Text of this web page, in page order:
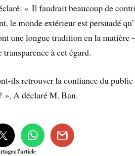
« Il faudrait beaucoup de
le monde extérieur est persuadé
une longue tradition en la matière
à cet égard.
ils retrouver la confiance du
», A déclaré M. Ban.
l'article